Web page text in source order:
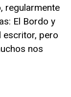
regularmente
El Bordo y
escritor, pero
nos